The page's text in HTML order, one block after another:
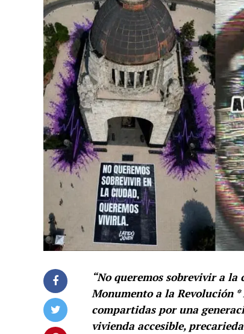
“No queremos sobrevivir a
Monumento a la Revolución
compartidas por una
vivienda accesible,